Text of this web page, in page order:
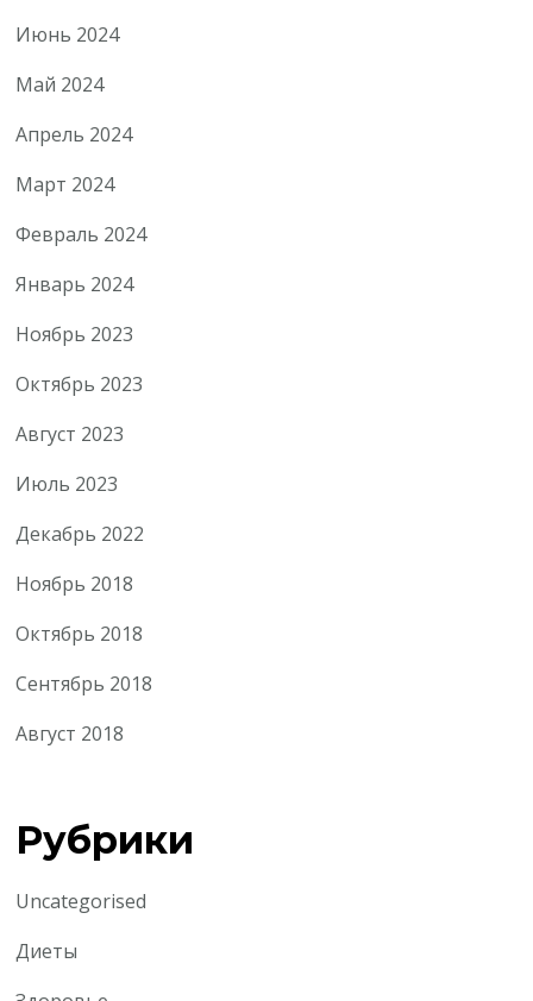
Июнь 2024
Май 2024
Апрель 2024
Март 2024
Февраль 2024
Январь 2024
Ноябрь 2023
Октябрь 2023
Август 2023
Июль 2023
Декабрь 2022
Ноябрь 2018
Октябрь 2018
Сентябрь 2018
Август 2018
Рубрики
Uncategorised
Диеты